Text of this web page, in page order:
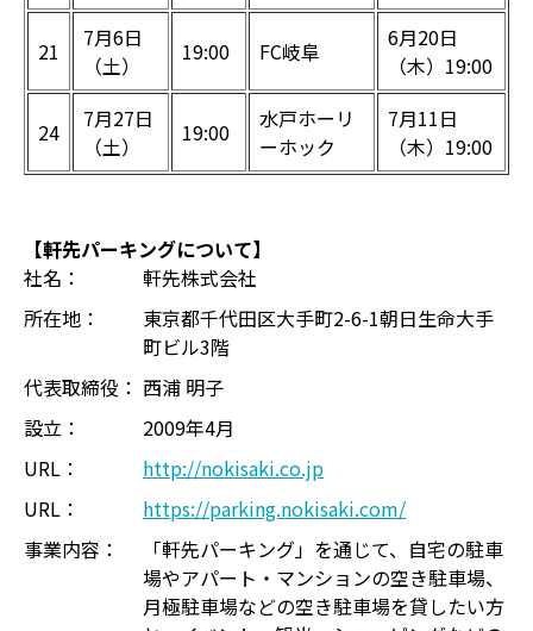
21
7月6日
（土）
19:00 FC岐阜
6月20日
（木）19:00
24
7月27日
（土）
19:00
水戸ホーリ
ーホック
7月11日
（木）19:00
【軒先パーキングについて】
社名：
軒先株式会社
所在地：
東京都千代田区大手町2-6-1朝日生命大手
町ビル3階
代表取締役： 西浦 明子
設立：
2009年4月
URL：
http://nokisaki.co.jp
URL：
https://parking.nokisaki.com/
事業内容：
「軒先パーキング」を通じて、自宅の駐車
場やアパート・マンションの空き駐車場、
月極駐車場などの空き駐車場を貸したい方